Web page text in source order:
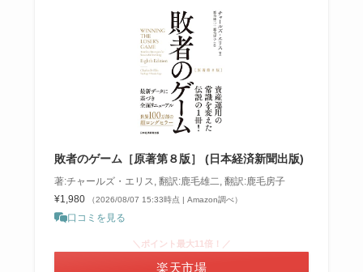
敗者のゲーム［原著第８版］ (日本経済新聞出版)
著:チャールズ・エリス, 翻訳:鹿毛雄二, 翻訳:鹿毛房子
¥1,980
（2026/08/07 15:33時点 | Amazon調べ）
口コミを見る
＼ポイント最大11倍！／
楽天市場